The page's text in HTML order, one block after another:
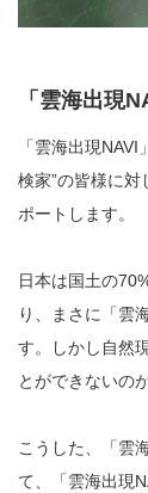
「雲海出現
「雲海出現
検家”の皆様に
ポートします。
日本は国土の
り、まさに「雲
す。しかし自然
とができないの
こうした、「雲
て、「雲海出現